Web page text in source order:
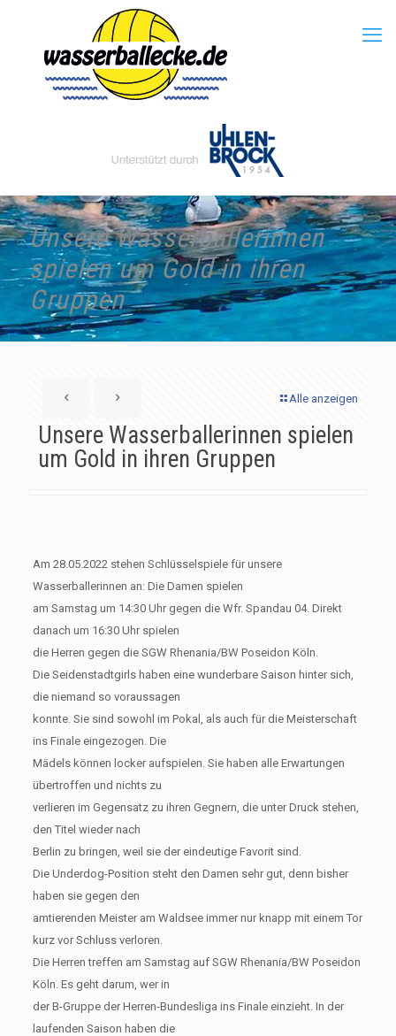
Unsere Wasserballerinnen
spielen um Gold in ihren
Gruppen
Alle anzeigen
Unsere Wasserballerinnen spielen
um Gold in ihren Gruppen
Am 28.05.2022 stehen Schlüsselspiele für unsere
Wasserballerinnen an: Die Damen spielen
am Samstag um 14:30 Uhr gegen die Wfr. Spandau 04. Direkt
danach um 16:30 Uhr spielen
die Herren gegen die SGW Rhenania/BW Poseidon Köln.
Die Seidenstadtgirls haben eine wunderbare Saison hinter sich,
die niemand so voraussagen
konnte. Sie sind sowohl im Pokal, als auch für die Meisterschaft
ins Finale eingezogen. Die
Mädels können locker aufspielen. Sie haben alle Erwartungen
übertroffen und nichts zu
verlieren im Gegensatz zu ihren Gegnern, die unter Druck stehen,
den Titel wieder nach
Berlin zu bringen, weil sie der eindeutige Favorit sind.
Die Underdog-Position steht den Damen sehr gut, denn bisher
haben sie gegen den
amtierenden Meister am Waldsee immer nur knapp mit einem Tor
kurz vor Schluss verloren.
Die Herren treffen am Samstag auf SGW Rhenania/BW Poseidon
Köln. Es geht darum, wer in
der B-Gruppe der Herren-Bundesliga ins Finale einzieht. In der
laufenden Saison haben die